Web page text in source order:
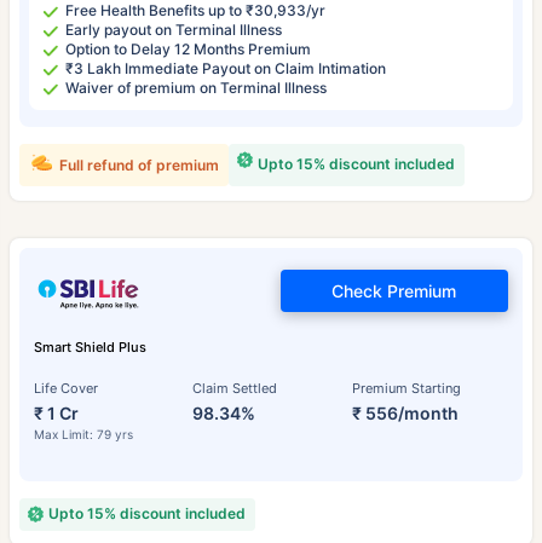
Free Health Benefits up to ₹30,933/yr
Early payout on Terminal Illness
Option to Delay 12 Months Premium
₹3 Lakh Immediate Payout on Claim Intimation
Waiver of premium on Terminal Illness
Upto 15% discount included
Full refund of premium
Smart Shield Plus
Life Cover
₹ 1 Cr
Max Limit: 79 yrs
Claim Settled
98.34%
Premium Starting
₹ 556/month
Check Premium
Upto 15% discount included